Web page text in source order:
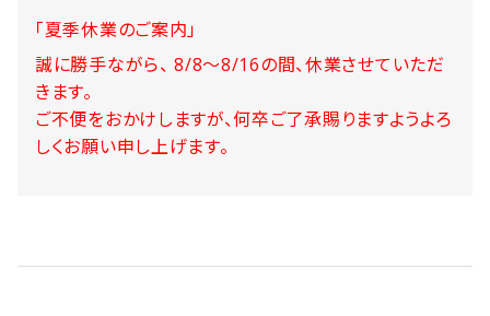
「夏季休業のご案内」
誠に勝手ながら、 8/8～8/16の間、休業させていただ
きます。
ご不便をおかけしますが、何卒ご了承賜りますようよろ
しくお願い申し上げます。